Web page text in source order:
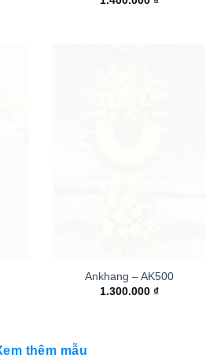
Ankhang – AK500
1.300.000 ₫
thêm mẫu